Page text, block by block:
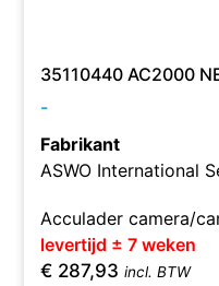
35110440 AC2000
-
Fabrikant
ASWO International
Acculader camera/
levertijd ± 7 weken
€ 287,93 incl. BTW